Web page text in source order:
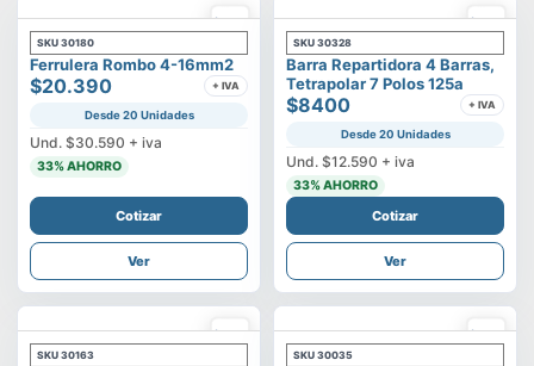
SKU 30180
Ferrulera Rombo 4-16mm2
$20.390 + IVA
Desde 20 Unidades
Und. $30.590 + iva
33% AHORRO
Cotizar
Ver
SKU 30328
Barra Repartidora 4 Barras,
Tetrapolar 7 Polos 125a
$8400 + IVA
Desde 20 Unidades
Und. $12.590 + iva
33% AHORRO
Cotizar
Ver
SKU 30163 SKU 30035